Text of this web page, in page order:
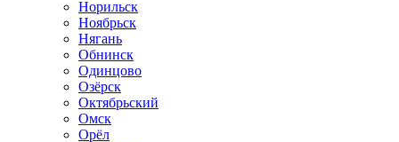
Норильск
Ноябрьск
Нягань
Обнинск
Одинцово
Озёрск
Октябрьский
Омск
Орёл